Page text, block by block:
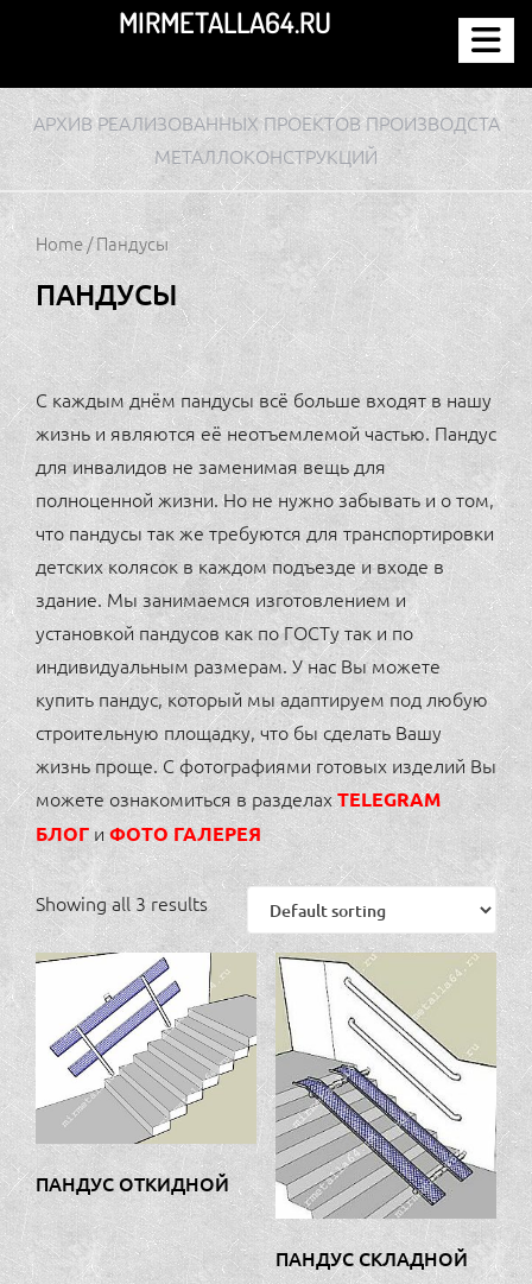
содержимому
MIRMETALLA64.RU
АРХИВ РЕАЛИЗОВАННЫХ ПРОЕКТОВ ПРОИЗВОДСТА
МЕТАЛЛОКОНСТРУКЦИЙ
Home/ Пандусы
ПАНДУСЫ
С каждым днём пандусы всё больше входят в нашу
жизнь и являются её неотъемлемой частью. Пандус
для инвалидов не заменимая вещь для
полноценной жизни. Но не нужно забывать и о том,
что пандусы так же требуются для транспортировки
детских колясок в каждом подъезде и входе в
здание. Мы занимаемся изготовлением и
установкой пандусов как по ГОСТу так и по
индивидуальным размерам. У нас Вы можете
купить пандус, который мы адаптируем под любую
строительную площадку, что бы сделать Вашу
жизнь проще. С фотографиями готовых изделий Вы
можете ознакомиться в разделахTELEGRAM
БЛОГ и ФОТО ГАЛЕРЕЯ
Showing all 3 results
ПАНДУС ОТКИДНОЙ
ПАНДУС СКЛАДНОЙ